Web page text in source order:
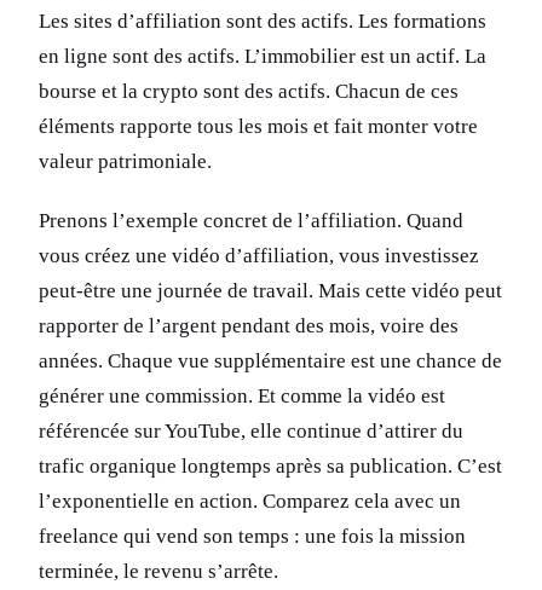
Les sites d’affiliation sont des actifs. Les formations
en ligne sont des actifs. L’immobilier est un actif. La
bourse et la crypto sont des actifs. Chacun de ces
éléments rapporte tous les mois et fait monter votre
valeur patrimoniale.
Prenons l’exemple concret de l’affiliation. Quand
vous créez une vidéo d’affiliation, vous investissez
peut-être une journée de travail. Mais cette vidéo peut
rapporter de l’argent pendant des mois, voire des
années. Chaque vue supplémentaire est une chance de
générer une commission. Et comme la vidéo est
référencée sur YouTube, elle continue d’attirer du
trafic organique longtemps après sa publication. C’est
l’exponentielle en action. Comparez cela avec un
freelance qui vend son temps : une fois la mission
terminée, le revenu s’arrête.